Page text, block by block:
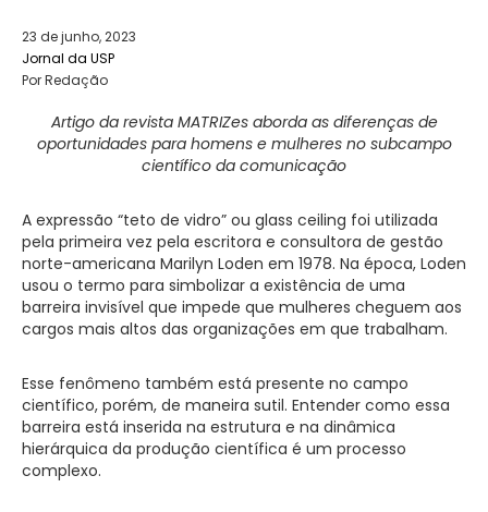
23 de junho, 2023
Jornal da USP
Por Redação
Artigo da revista MATRIZes aborda as diferenças de
oportunidades para homens e mulheres no subcampo
científico da comunicação
A expressão “teto de vidro” ou glass ceiling foi utilizada
pela primeira vez pela escritora e consultora de gestão
norte-americana Marilyn Loden em 1978. Na época, Loden
usou o termo para simbolizar a existência de uma
barreira invisível que impede que mulheres cheguem aos
cargos mais altos das organizações em que trabalham.
Esse fenômeno também está presente no campo
científico, porém, de maneira sutil. Entender como essa
barreira está inserida na estrutura e na dinâmica
hierárquica da produção científica é um processo
complexo.